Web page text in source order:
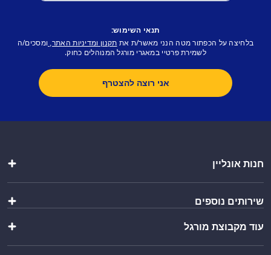
תנאי השימוש:
בלחיצה על הכפתור מטה הנני מאשר/ת את תקנון ומדיניות האתר, ומסכים/ה
לשמירת פרטיי במאגרי מורגל המנוהלים כחוק.
חנות אונליין
כלי אוכל ושתייה
מתנות
מוצרים לבית
שירותים נוספים
יצירת מארז
עוד מקבוצת מורגל